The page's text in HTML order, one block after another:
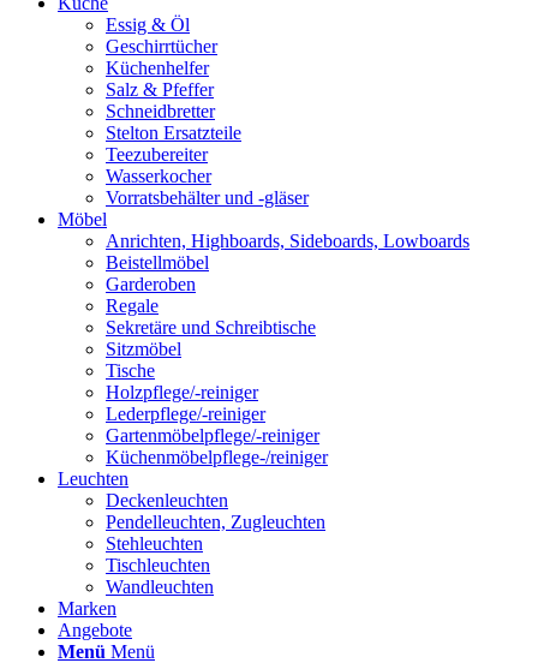
Essig & Öl
Geschirrtücher
Küchenhelfer
Salz & Pfeffer
Schneidbretter
Stelton Ersatzteile
Teezubereiter
Wasserkocher
Vorratsbehälter und -gläser
Möbel
Anrichten, Highboards, Sideboards, Lowboards
Beistellmöbel
Garderoben
Regale
Sekretäre und Schreibtische
Sitzmöbel
Tische
Holzpflege/-reiniger
Lederpflege/-reiniger
Gartenmöbelpflege/-reiniger
Küchenmöbelpflege-/reiniger
Leuchten
Deckenleuchten
Pendelleuchten, Zugleuchten
Stehleuchten
Tischleuchten
Wandleuchten
Marken
Angebote
Menü Menü